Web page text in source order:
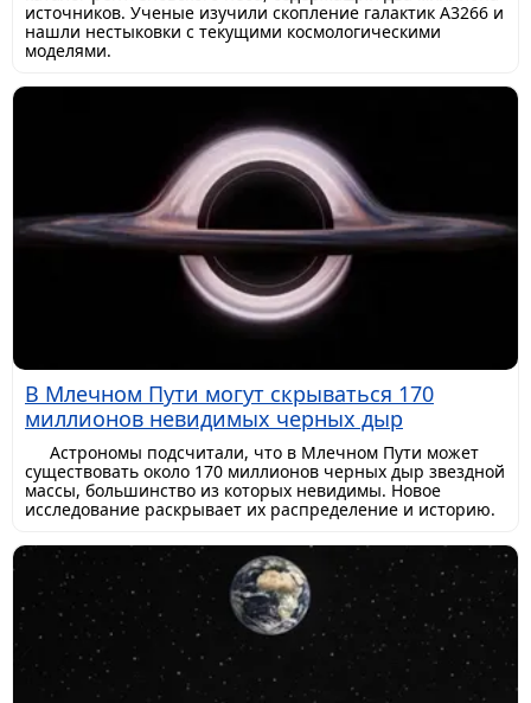
источников. Ученые изучили скопление галактик A3266 и
нашли нестыковки с текущими космологическими
моделями.
В Млечном Пути могут скрываться 170
миллионов невидимых черных дыр
Астрономы подсчитали, что в Млечном Пути может
существовать около 170 миллионов черных дыр звездной
массы, большинство из которых невидимы. Новое
исследование раскрывает их распределение и историю.